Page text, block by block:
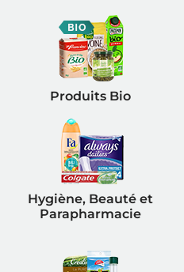
Produits Bio
Hygiène, Beauté et
Parapharmacie